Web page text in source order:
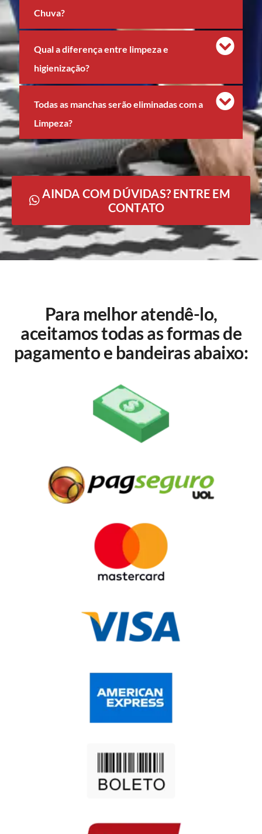
Chuva?
Qual a diferença entre limpeza e
higienização?
Todas as manchas serão eliminadas com a
Limpeza?
AINDA COM DÚVIDAS? ENTRE EM
CONTATO
Para melhor atendê-lo,
aceitamos todas as formas de
pagamento e bandeiras abaixo: